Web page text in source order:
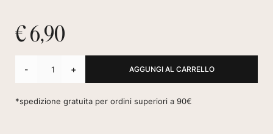
€ 6,90
- +
*spedizione gratuita per ordini superiori a 90€